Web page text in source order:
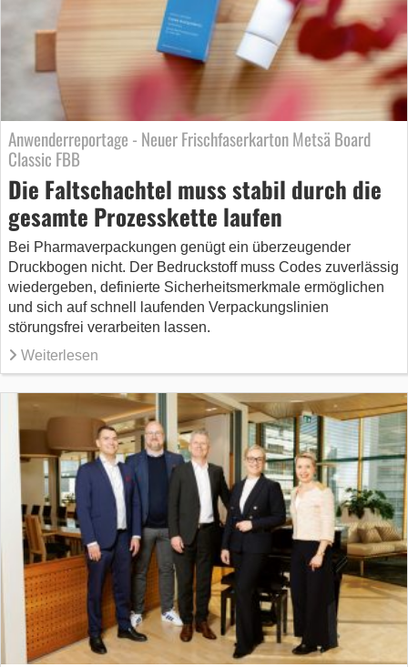
Anwenderreportage - Neuer Frischfaserkarton Metsä Board
Classic FBB
Die Faltschachtel muss stabil durch die
gesamte Prozesskette laufen
Bei Pharmaverpackungen genügt ein überzeugender
Druckbogen nicht. Der Bedruckstoff muss Codes zuverlässig
wiedergeben, definierte Sicherheitsmerkmale ermöglichen
und sich auf schnell laufenden Verpackungslinien
störungsfrei verarbeiten lassen.
Weiterlesen